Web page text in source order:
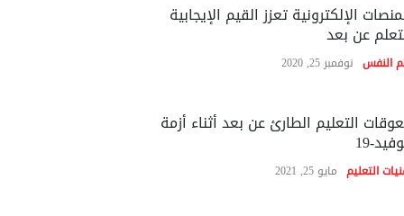
الإلكترونية تعزز القيم الإيجابية
عن بعد
النفس نوفمبر 25, 2020
التعليم الطارئ عن بعد أثناء أزمة
19
التعليم مايو 25, 2021